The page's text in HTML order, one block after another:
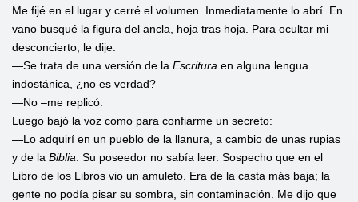
Me fijé en el lugar y cerré el volumen. Inmediatamente lo abrí. En
vano busqué la figura del ancla, hoja tras hoja. Para ocultar mi
desconcierto, le dije:
—Se trata de una versión de la Escritura en alguna lengua
indostánica, ¿no es verdad?
—No –me replicó.
Luego bajó la voz como para confiarme un secreto:
—Lo adquirí en un pueblo de la llanura, a cambio de unas rupias
y de la Biblia . Su poseedor no sabía leer. Sospecho que en el
Libro de los Libros vio un amuleto. Era de la casta más baja; la
gente no podía pisar su sombra, sin contaminación. Me dijo que